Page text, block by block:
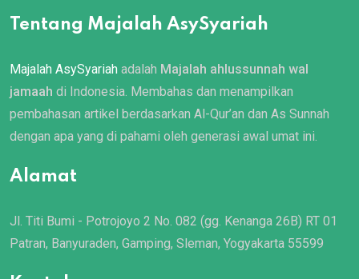
Tentang Majalah AsySyariah
Majalah AsySyariah adalah Majalah ahlussunnah wal
jamaah di Indonesia. Membahas dan menampilkan
pembahasan artikel berdasarkan Al-Qur’an dan As Sunnah
dengan apa yang di pahami oleh generasi awal umat ini.
Alamat
Jl. Titi Bumi - Potrojoyo 2 No. 082 (gg. Kenanga 26B) RT 01
Patran, Banyuraden, Gamping, Sleman, Yogyakarta 55599